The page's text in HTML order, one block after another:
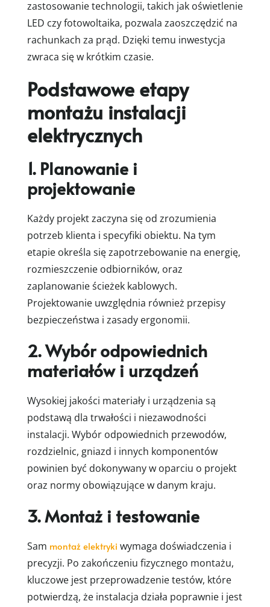
zastosowanie technologii, takich jak oświetlenie
LED czy fotowoltaika, pozwala zaoszczędzić na
rachunkach za prąd. Dzięki temu inwestycja
zwraca się w krótkim czasie.
Podstawowe etapy
montażu instalacji
elektrycznych
1. Planowanie i
projektowanie
Każdy projekt zaczyna się od zrozumienia
potrzeb klienta i specyfiki obiektu. Na tym
etapie określa się zapotrzebowanie na energię,
rozmieszczenie odbiorników, oraz
zaplanowanie ścieżek kablowych.
Projektowanie uwzględnia również przepisy
bezpieczeństwa i zasady ergonomii.
2. Wybór odpowiednich
materiałów i urządzeń
Wysokiej jakości materiały i urządzenia są
podstawą dla trwałości i niezawodności
instalacji. Wybór odpowiednich przewodów,
rozdzielnic, gniazd i innych komponentów
powinien być dokonywany w oparciu o projekt
oraz normy obowiązujące w danym kraju.
3. Montaż i testowanie
Sam montaż elektryki wymaga doświadczenia i
precyzji. Po zakończeniu fizycznego montażu,
kluczowe jest przeprowadzenie testów, które
potwierdzą, że instalacja działa poprawnie i jest